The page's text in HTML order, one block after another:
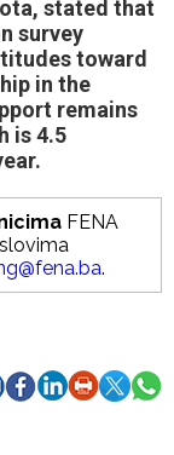
stated that
survey
toward
in the
remains
is 4.5
FENA
.